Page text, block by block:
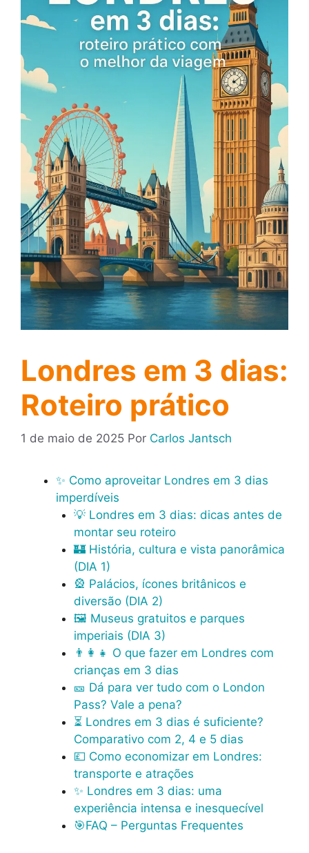
Londres em 3 dias:
Roteiro prático
1 de maio de 2025 Por Carlos Jantsch
✨ Como aproveitar Londres em 3 dias
imperdíveis
💡 Londres em 3 dias: dicas antes de
montar seu roteiro
🏰 História, cultura e vista panorâmica
(DIA 1)
🎡 Palácios, ícones britânicos e
diversão (DIA 2)
🖼️ Museus gratuitos e parques
imperiais (DIA 3)
👨‍👩‍👧 O que fazer em Londres com
crianças em 3 dias
🎫 Dá para ver tudo com o London
Pass? Vale a pena?
⏳ Londres em 3 dias é suficiente?
Comparativo com 2, 4 e 5 dias
💷 Como economizar em Londres:
transporte e atrações
✨ Londres em 3 dias: uma
experiência intensa e inesquecível
🎯FAQ – Perguntas Frequentes